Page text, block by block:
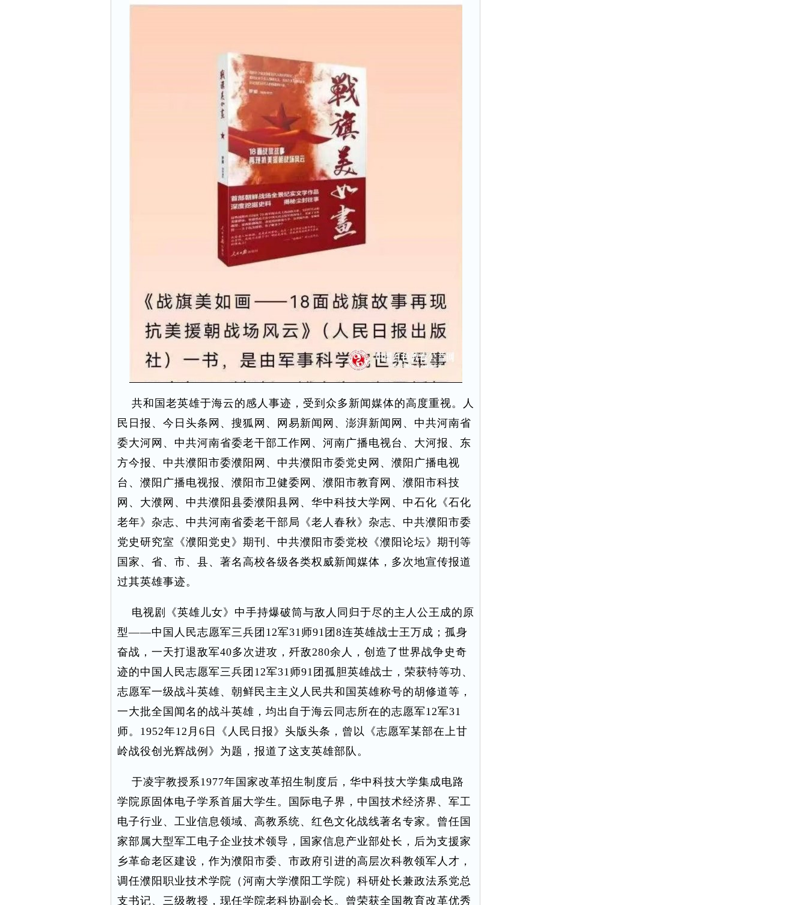
共和国老英雄于海云的感人事迹，受到众多新闻媒体的高度重视。人
民日报、今日头条网、搜狐网、网易新闻网、澎湃新闻网、中共河南省
委大河网、中共河南省委老干部工作网、河南广播电视台、大河报、东
方今报、中共濮阳市委濮阳网、中共濮阳市委党史网、濮阳广播电视
台、濮阳广播电视报、濮阳市卫健委网、濮阳市教育网、濮阳市科技
网、大濮网、中共濮阳县委濮阳县网、华中科技大学网、中石化《石化
老年》杂志、中共河南省委老干部局《老人春秋》杂志、中共濮阳市委
党史研究室《濮阳党史》期刊、中共濮阳市委党校《濮阳论坛》期刊等
国家、省、市、县、著名高校各级各类权威新闻媒体，多次地宣传报道
过其英雄事迹。
电视剧《英雄儿女》中手持爆破筒与敌人同归于尽的主人公王成的原
型——中国人民志愿军三兵团12军31师91团8连英雄战士王万成；孤身
奋战，一天打退敌军40多次进攻，歼敌280余人，创造了世界战争史奇
迹的中国人民志愿军三兵团12军31师91团孤胆英雄战士，荣获特等功、
志愿军一级战斗英雄、朝鲜民主主义人民共和国英雄称号的胡修道等，
一大批全国闻名的战斗英雄，均出自于海云同志所在的志愿军12军31
师。1952年12月6日《人民日报》头版头条，曾以《志愿军某部在上甘
岭战役创光辉战例》为题，报道了这支英雄部队。
于凌宇教授系1977年国家改革招生制度后，华中科技大学集成电路
学院原固体电子学系首届大学生。国际电子界，中国技术经济界、军工
电子行业、工业信息领域、高教系统、红色文化战线著名专家。曾任国
家部属大型军工电子企业技术领导，国家信息产业部处长，后为支援家
乡革命老区建设，作为濮阳市委、市政府引进的高层次科教领军人才，
调任濮阳职业技术学院（河南大学濮阳工学院）科研处长兼政法系党总
支书记、三级教授，现任学院老科协副会长。曾荣获全国教育改革优秀